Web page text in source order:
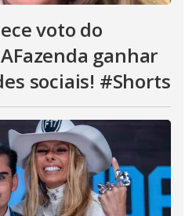
voto do
ganhar
sociais! #Shorts